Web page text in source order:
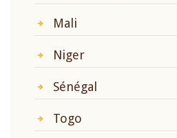
Mali
Niger
Sénégal
Togo